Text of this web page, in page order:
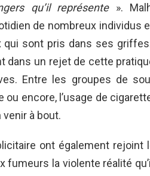
qu’il représente».
de nombreux individus
sont pris dans ses
dans un rejet de cette
Entre les groupes de
ou encore, l’usage de
à bout.
ont également rejoint
fumeurs la violente réalité